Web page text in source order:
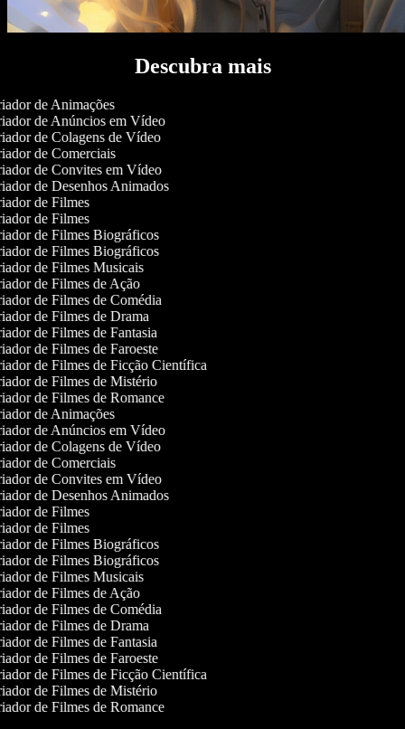
Descubra mais
de Animações
de Anúncios em Vídeo
de Colagens de Vídeo
de Comerciais
de Convites em Vídeo
de Desenhos Animados
de Filmes
de Filmes
de Filmes Biográficos
de Filmes Biográficos
de Filmes Musicais
de Filmes de Ação
de Filmes de Comédia
de Filmes de Drama
de Filmes de Fantasia
de Filmes de Faroeste
de Filmes de Ficção Científica
de Filmes de Mistério
de Filmes de Romance
de Animações
de Anúncios em Vídeo
de Colagens de Vídeo
de Comerciais
de Convites em Vídeo
de Desenhos Animados
de Filmes
de Filmes
de Filmes Biográficos
de Filmes Biográficos
de Filmes Musicais
de Filmes de Ação
de Filmes de Comédia
de Filmes de Drama
de Filmes de Fantasia
de Filmes de Faroeste
de Filmes de Ficção Científica
de Filmes de Mistério
de Filmes de Romance